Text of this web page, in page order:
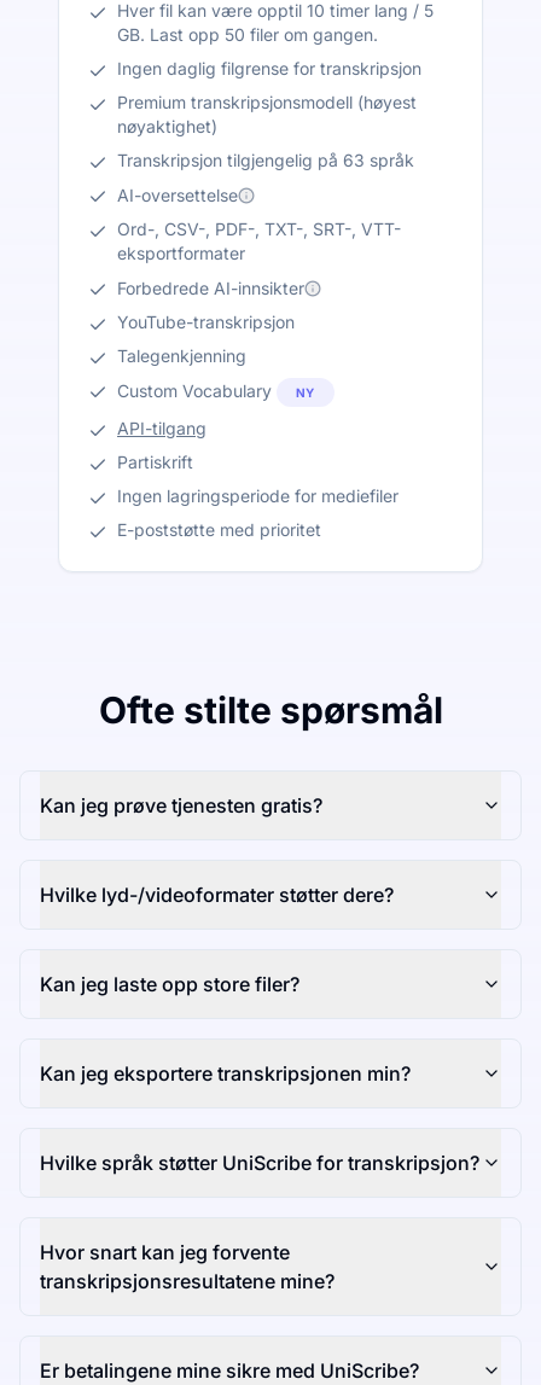
Hver fil kan være opptil 10 timer lang / 5
GB. Last opp 50 filer om gangen.
Ingen daglig filgrense for transkripsjon
Premium transkripsjonsmodell (høyest
nøyaktighet)
Transkripsjon tilgjengelig på 63 språk
AI-oversettelse
Ord-, CSV-, PDF-, TXT-, SRT-, VTT-
eksportformater
Forbedrede AI-innsikter
YouTube-transkripsjon
Talegenkjenning
Custom Vocabulary
NY
API-tilgang
Partiskrift
Ingen lagringsperiode for mediefiler
E-poststøtte med prioritet
Ofte stilte spørsmål
Kan jeg prøve tjenesten gratis?
Hvilke lyd-/videoformater støtter dere?
Kan jeg laste opp store filer?
Kan jeg eksportere transkripsjonen min?
Hvilke språk støtter UniScribe for transkripsjon?
Hvor snart kan jeg forvente
transkripsjonsresultatene mine?
Er betalingene mine sikre med UniScribe?